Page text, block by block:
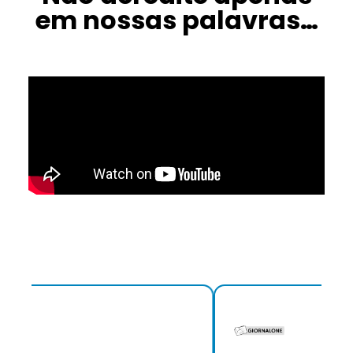
em nossas palavras…